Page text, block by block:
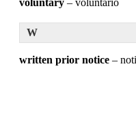
W
written prior notice –